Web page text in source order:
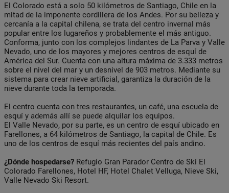
El Colorado está a solo 50 kilómetros de Santiago, Chile en la
mitad de la imponente cordillera de los Andes. Por su belleza y
cercanía a la capital chilena, se trata del centro invernal más
popular entre los lugareños y probablemente el más antiguo.
Conforma, junto con los complejos lindantes de La Parva y Valle
Nevado, uno de los mayores y mejores centros de esquí de
América del Sur. Cuenta con una altura máxima de 3.333 metros
sobre el nivel del mar y un desnivel de 903 metros. Mediante su
sistema para crear nieve artificial, garantiza la duración de la
nieve durante toda la temporada.
El centro cuenta con tres restaurantes, un café, una escuela de
esquí y además allí se puede alquilar los equipos.
El Valle Nevado, por su parte, es un centro de esquí ubicado en
Farellones, a 64 kilómetros de Santiago, la capital de Chile. Es
uno de los centros de esquí más recientes del país andino.
¿Dónde hospedarse? Refugio Gran Parador Centro de Ski El
Colorado Farellones, Hotel HF, Hotel Chalet Velluga, Nieve Ski,
Valle Nevado Ski Resort.